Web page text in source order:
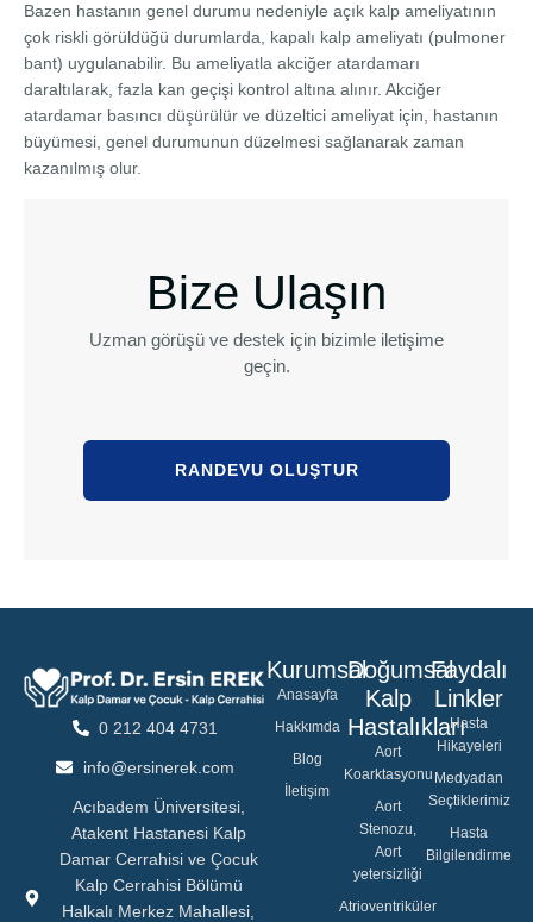
Bazen hastanın genel durumu nedeniyle açık kalp ameliyatının
çok riskli görüldüğü durumlarda, kapalı kalp ameliyatı (pulmoner
bant) uygulanabilir. Bu ameliyatla akciğer atardamarı
daraltılarak, fazla kan geçişi kontrol altına alınır. Akciğer
atardamar basıncı düşürülür ve düzeltici ameliyat için, hastanın
büyümesi, genel durumunun düzelmesi sağlanarak zaman
kazanılmış olur.
Bize Ulaşın
Uzman görüşü ve destek için bizimle iletişime
geçin.
RANDEVU OLUŞTUR
0 212 404 4731
info@ersinerek.com
Acıbadem Üniversitesi,
Atakent Hastanesi Kalp
Damar Cerrahisi ve Çocuk
Kalp Cerrahisi Bölümü
Halkalı Merkez Mahallesi,
Kurumsal
Anasayfa
Hakkımda
Blog
İletişim
Doğumsal
Kalp
Hastalıkları
Aort
Koarktasyonu
Aort
Stenozu,
Aort
yetersizliği
Atrioventriküler
Faydalı
Linkler
Hasta
Hikayeleri
Medyadan
Seçtiklerimiz
Hasta
Bilgilendirme